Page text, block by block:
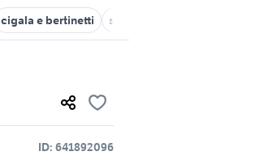
cigala e bertinetti shogun 2
ID: 641892096